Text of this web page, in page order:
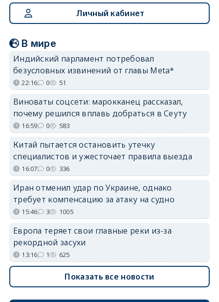
Личный кабинет
В мире
Индийский парламент потребовал
безусловных извинений от главы Meta*
22:16 0 51
Виноваты соцсети: марокканец рассказал,
почему решился вплавь добраться в Сеуту
16:59 0 583
Китай пытается остановить утечку
специалистов и ужесточает правила выезда
16:07 0 336
Иран отменил удар по Украине, однако
требует компенсацию за атаку на судно
15:46 3 1005
Европа теряет свои главные реки из-за
рекордной засухи
13:16 1 625
Показать все новости